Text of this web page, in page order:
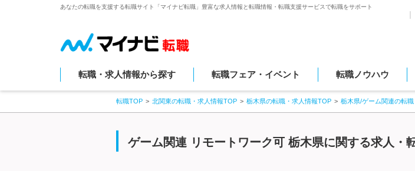
あなたの転職を支援する転職サイト「マイナビ転職」豊富な求人情報と転職情報・転職支援サービスで転職をサポート
転職・求人情報から探す 転職フェア・イベント 転職ノウハウ
転職TOP 北関東の転職・求人情報TOP 栃木県の転職・求人情報TOP 栃木県/ゲーム関連の転
ゲーム関連 リモートワーク可 栃木県に関する求人・